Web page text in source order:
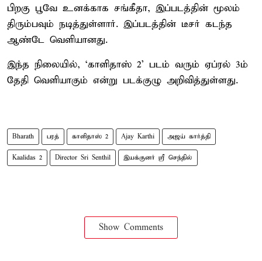
பிறகு பூவே உனக்காக சங்கீதா, இப்படத்தின் மூலம்
திரும்பவும் நடித்துள்ளார். இப்படத்தின் டீசர் கடந்த
ஆண்டே வெளியானது.
இந்த நிலையில், ‘காளிதாஸ் 2’ படம் வரும் ஏப்ரல் 3ம்
தேதி வெளியாகும் என்று படக்குழு அறிவித்துள்ளது.
Bharath பரத் காளிதாஸ் 2 Ajay Karthi அஜய் கார்த்தி
Kaalidas 2 Director Sri Senthil இயக்குனர் ஸ்ரீ செந்தில்
Show Comments